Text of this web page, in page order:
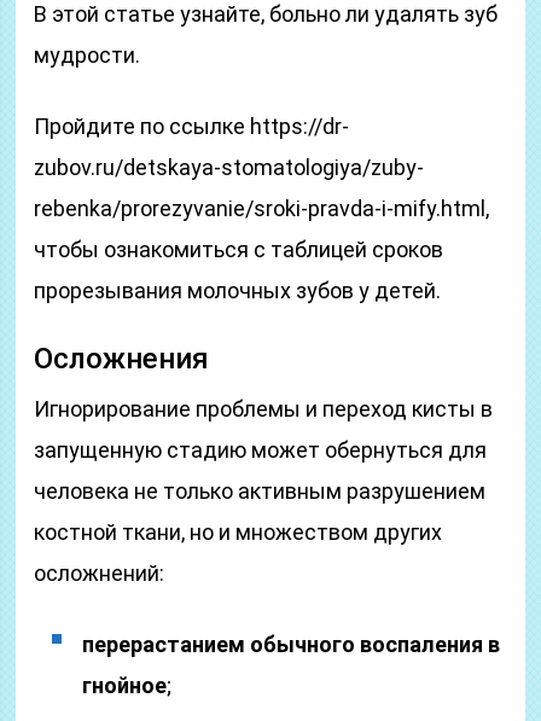
В этой статье узнайте, больно ли удалять зуб
мудрости.
Пройдите по ссылке https://dr-
zubov.ru/detskaya-stomatologiya/zuby-
rebenka/prorezyvanie/sroki-pravda-i-mify.html,
чтобы ознакомиться с таблицей сроков
прорезывания молочных зубов у детей.
Осложнения
Игнорирование проблемы и переход кисты в
запущенную стадию может обернуться для
человека не только активным разрушением
костной ткани, но и множеством других
осложнений:
перерастанием обычного воспаления в
гнойное;